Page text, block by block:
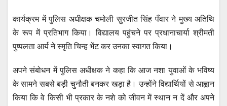
कार्यक्रम में पुलिस अधीक्षक चमोली सुरजीत सिंह पँवार ने मुख्य अतिथि
के रूप में प्रतिभाग किया। विद्यालय पहुंचने पर प्रधानाचार्या श्रीमती
पुष्पलता आर्य ने स्मृति चिन्ह भेंट कर उनका स्वागत किया।
अपने संबोधन में पुलिस अधीक्षक ने कहा कि आज नशा युवाओं के भविष्य
के सामने सबसे बड़ी चुनौती बनकर खड़ा है। उन्होंने विद्यार्थियों से आह्वान
किया कि वे किसी भी प्रकार के नशे को जीवन में स्थान न दें और अपने